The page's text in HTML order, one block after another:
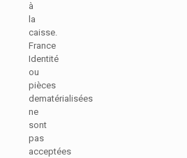
à
la
caisse.
France
Identité
ou
pièces
dematérialisées
ne
sont
pas
acceptées